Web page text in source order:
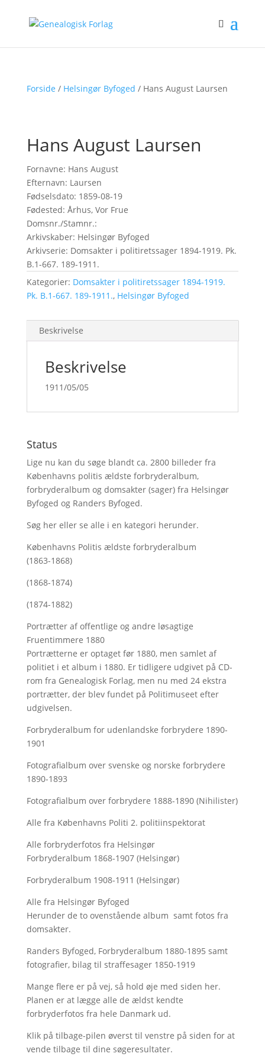
Forside / Helsingør Byfoged / Hans August Laursen
Hans August Laursen
Fornavne: Hans August
Efternavn: Laursen
Fødselsdato: 1859-08-19
Fødested: Århus, Vor Frue
Domsnr./Stamnr.:
Arkivskaber: Helsingør Byfoged
Arkivserie: Domsakter i politiretssager 1894-1919. Pk.
B.1-667. 189-1911.
Kategorier: Domsakter i politiretssager 1894-1919.
Pk. B.1-667. 189-1911., Helsingør Byfoged
Beskrivelse
Beskrivelse
1911/05/05
Status
Lige nu kan du søge blandt ca. 2800 billeder fra
Københavns politis ældste forbryderalbum,
forbryderalbum og domsakter (sager) fra Helsingør
Byfoged og Randers Byfoged.
Søg hereller se alle i en kategori herunder.
Københavns Politis ældste forbryderalbum
(1863-1868)
(1868-1874)
(1874-1882)
Portrætter af offentlige og andre løsagtige
Fruentimmere 1880
Portrætterne er optaget før 1880, men samlet af
politiet i et album i 1880. Er tidligere udgivet på CD-
rom fra Genealogisk Forlag, men nu med 24 ekstra
portrætter, der blev fundet på Politimuseet efter
udgivelsen.
Forbryderalbum for udenlandske forbrydere 1890-
1901
Fotografialbum over svenske og norske forbrydere
1890-1893
Fotografialbum over forbrydere 1888-1890 (Nihilister)
Alle fra Københavns Politi 2. politiinspektorat
Alle forbryderfotos fra Helsingør
Forbryderalbum 1868-1907 (Helsingør)
Forbryderalbum 1908-1911 (Helsingør)
Alle fra Helsingør Byfoged
Herunder de to ovenstående album samt fotos fra
domsakter.
Randers Byfoged, Forbryderalbum 1880-1895 samt
fotografier, bilag til straffesager 1850-1919
Mange flere er på vej, så hold øje med siden her.
Planen er at lægge alle de ældst kendte
forbryderfotos fra hele Danmark ud.
Klik på tilbage-pilen øverst til venstre på siden for at
vende tilbage til dine søgeresultater.